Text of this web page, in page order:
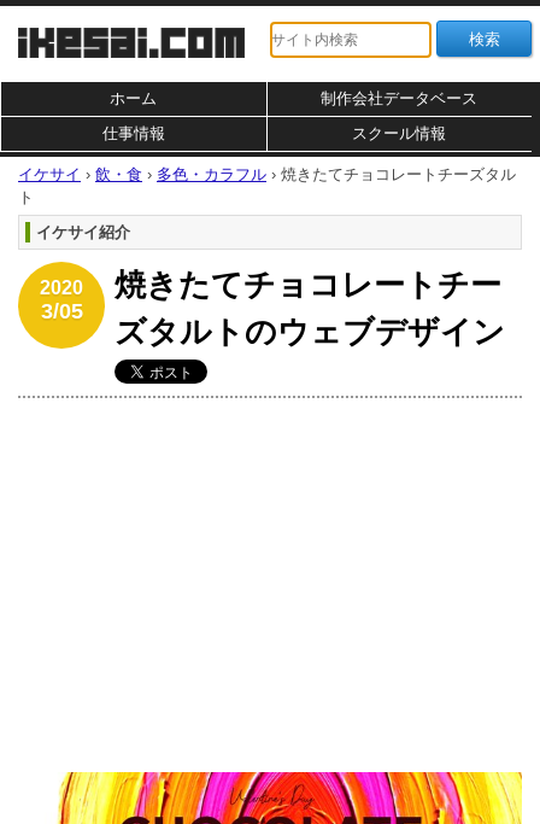
ホーム
制作会社データベース
仕事情報
スクール情報
イケサイ › 飲・食 › 多色・カラフル › 焼きたてチョコレートチーズタル
ト
イケサイ紹介
2020
3/05
焼きたてチョコレートチー
ズタルトのウェブデザイン